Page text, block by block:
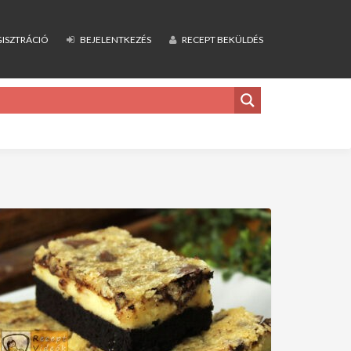
BEJELENTKEZÉS RECEPT BEKÜLDÉS